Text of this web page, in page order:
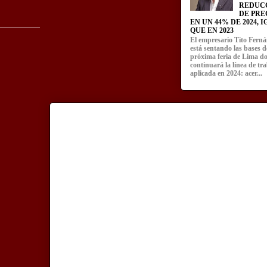
DE
EN UN 44% DE 2024,
QUE EN 2023
El empresario Tito
está sentando las bases
próxima feria de Lima
continuará la línea de
aplicada en 2024: acer...